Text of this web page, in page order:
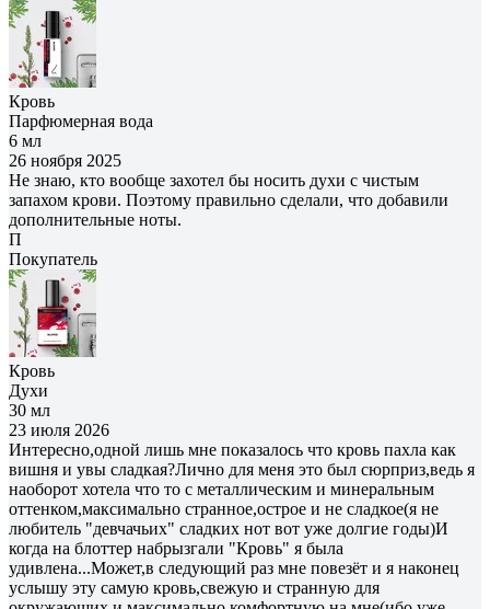
Кровь
Парфюмерная вода
6 мл
26 ноября 2025
Не знаю, кто вообще захотел бы носить духи с чистым
запахом крови. Поэтому правильно сделали, что добавили
дополнительные ноты.
П
Покупатель
Кровь
Духи
30 мл
23 июля 2026
Интересно,одной лишь мне показалось что кровь пахла как
вишня и увы сладкая?Лично для меня это был сюрприз,ведь я
наоборот хотела что то с металлическим и минеральным
оттенком,максимально странное,острое и не сладкое(я не
любитель "девчачьих" сладких нот вот уже долгие годы)И
когда на блоттер набрызгали "Кровь" я была
удивлена...Может,в следующий раз мне повезëт и я наконец
услышу эту самую кровь,свежую и странную для